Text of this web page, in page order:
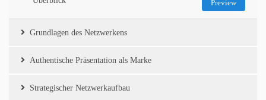
Preview
Grundlagen des Netzwerkens
Authentische Präsentation als Marke
Strategischer Netzwerkaufbau